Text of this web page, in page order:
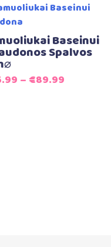
Baseinui
Spalvos
– €89.99